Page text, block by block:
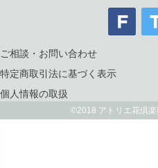
ご相談・お問い合わせ
特定商取引法に基づく表示
個人情報の取扱
©2018 アトリエ花倶楽